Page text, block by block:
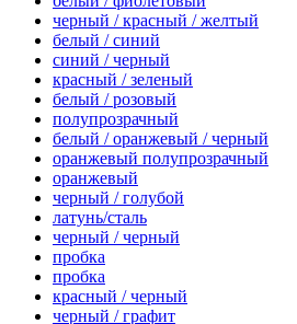
черный / красный / желтый
белый / синий
синий / черный
красный / зеленый
белый / розовый
полупрозрачный
белый / оранжевый / черный
оранжевый полупрозрачный
оранжевый
черный / голубой
латунь/сталь
черный / черный
пробка
пробка
красный / черный
черный / графит